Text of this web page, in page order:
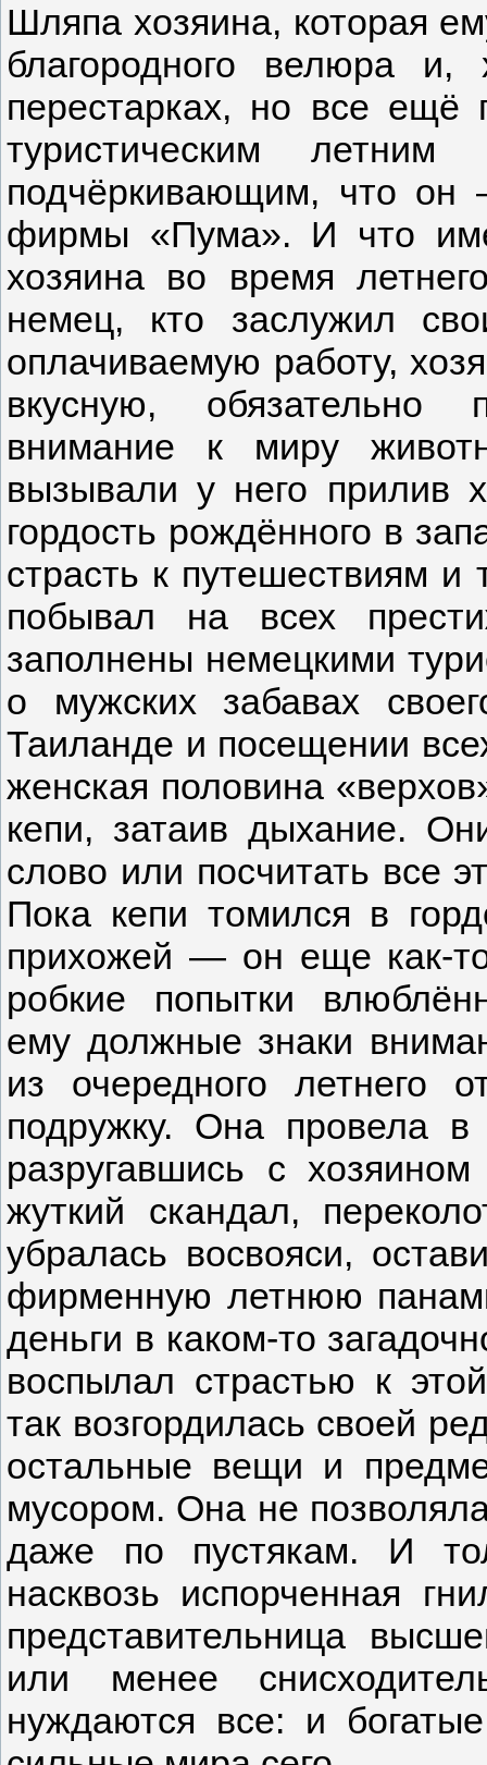
Шляпа хозяина, которая
благородного велюра и,
перестарках, но все ещё
туристическим
подчёркивающим, что он
фирмы «Пума». И что
хозяина во время
немец, кто заслужил
оплачиваемую работу,
вкусную, обязательно
внимание к миру
вызывали у него прилив
гордость рождённого в
страсть к путешествиям и
побывал на всех
заполнены немецкими
о мужских забавах
Таиланде и посещении
женская половина
кепи, затаив дыхание.
слово или посчитать все
Пока кепи томился в
прихожей — он еще как-
робкие попытки
ему должные знаки
из очередного летнего
подружку. Она провела
разругавшись с
жуткий скандал,
убралась восвояси,
фирменную летнюю
деньги в каком-то
воспылал страстью к
так возгордилась своей
остальные вещи и
мусором. Она не
даже по пустякам. И
насквозь испорченная
представительница
или менее
нуждаются все: и